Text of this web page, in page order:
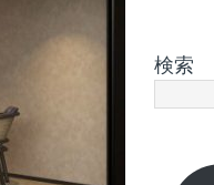
検索